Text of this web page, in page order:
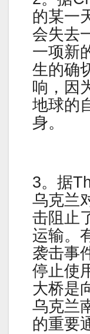
的某一
会失去
一项新
生的确
响，因
地球的
身。
3。据
乌克兰
击阻止
运输。
袭击事
停止使
大桥是
乌克兰
的重要